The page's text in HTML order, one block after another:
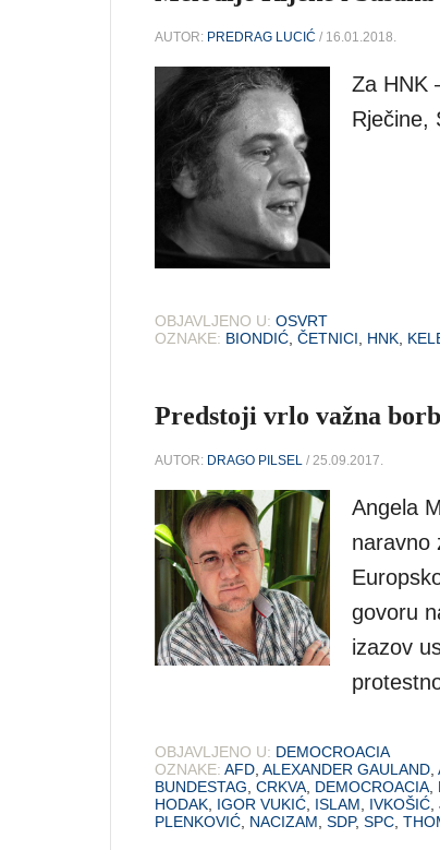
AUTOR: PREDRAG LUCIĆ / 16.01.2018.
Za HNK
Rječine,
OBJAVLJENO U: OSVRT
OZNAKE: BIONDIĆ ČETNICI HNK
Predstoji vrlo važna
AUTOR: DRAGO PILSEL / 25.09.2017.
Angela
naravno
govoru
izazov
OBJAVLJENO U: DEMOCROACIA
OZNAKE: AFD ALEXANDER GAULAND
BUNDESTAG CRKVA DEMOCROACIA
HODAK IGOR VUKIĆ ISLAM IVKOŠIĆ
PLENKOVIĆ NACIZAM SDP, SPC